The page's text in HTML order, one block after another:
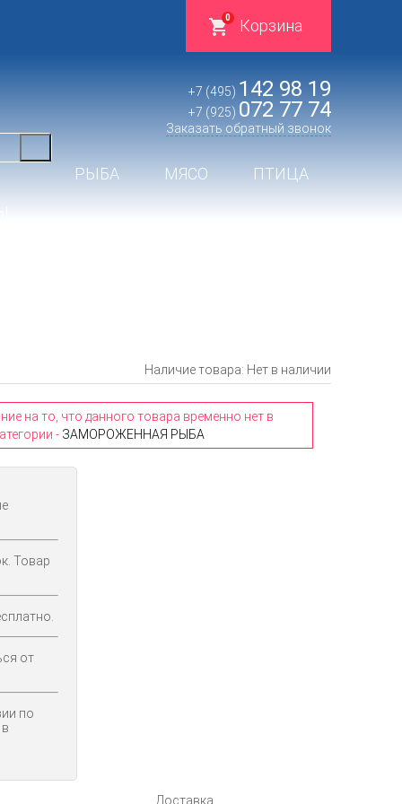
Корзина
0
+7 (495) 142 98 19
+7 (925) 072 77 74
Заказать обратный звонок
РЫБА МЯСО ПТИЦА
Наличие товара: Нет в наличии
на то, что данного товара временно нет в
- ЗАМОРОЖЕННАЯ РЫБА
Товар
от
по
Доставка